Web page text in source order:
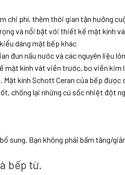
chi phí, thêm thời gian tận hưởng
và nổi bật với thiết kế mặt kính
dáng mặt bếp khác
đun nấu nước và các nguyên liệu
kính vát viền trước, bo viền
kính Schott Ceran của bếp
chống lại những cú sốc nhiệt đột
sung. Bạn không phải bấm tăng/
bếp từ.